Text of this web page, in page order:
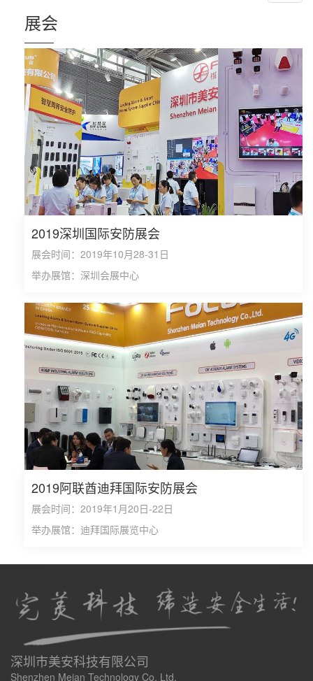
展会
———
2019深圳国际安防展会
展会时间：2019年10月28-31日
举办展馆：深圳会展中心
2019阿联酋迪拜国际安防展会
展会时间：2019年1月20日-22日
举办展馆：迪拜国际展览中心
深圳市美安科技有限公司
Shenzhen Meian Technology Co. Ltd.